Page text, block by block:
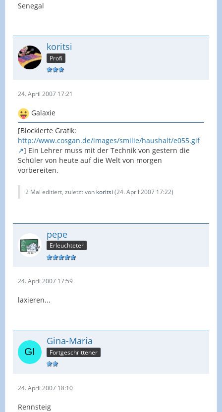
Senegal
koritsi
Profi
24. April 2007 17:21
Galaxie
[Blockierte Grafik:
http://www.cosgan.de/images/smilie/haushalt/e055.gif
] Ein Lehrer muss mit der Technik von gestern die
Schüler von heute auf die Welt von morgen
vorbereiten.
2 Mal editiert, zuletzt von koritsi (24. April 2007 17:22)
pepe
Erleuchteter
24. April 2007 17:59
laxieren...
Gina-Maria
Fortgeschrittener
24. April 2007 18:10
Rennsteig